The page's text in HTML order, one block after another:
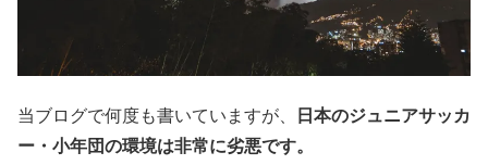
当ブログで何度も書いていますが、
日本のジュニアサッカ
ー・小年団の環境は非常に劣悪です。